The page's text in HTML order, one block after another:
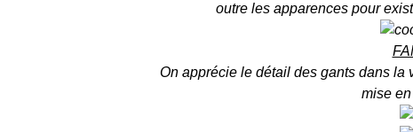
outre les apparences pour
On apprécie le détail des gants dans la
mise